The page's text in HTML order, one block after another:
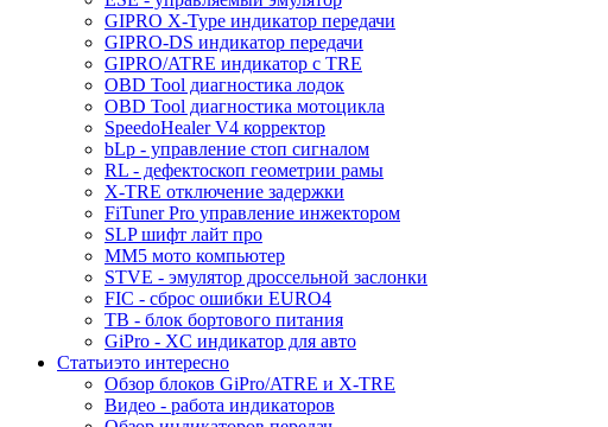
GIPRO X-Type индикатор передачи
GIPRO-DS индикатор передачи
GIPRO/ATRE индикатор с TRE
OBD Tool диагностика лодок
OBD Tool диагностика мотоцикла
SpeedoHealer V4 корректор
bLp - управление стоп сигналом
RL - дефектоскоп геометрии рамы
X-TRE отключение задержки
FiTuner Pro управление инжектором
SLP шифт лайт про
MM5 мото компьютер
STVE - эмулятор дроссельной заслонки
FIC - сброс ошибки EURO4
TB - блок бортового питания
GiPro - XC индикатор для авто
Статьиэто интересно
Обзор блоков GiPro/ATRE и X-TRE
Видео - работа индикаторов